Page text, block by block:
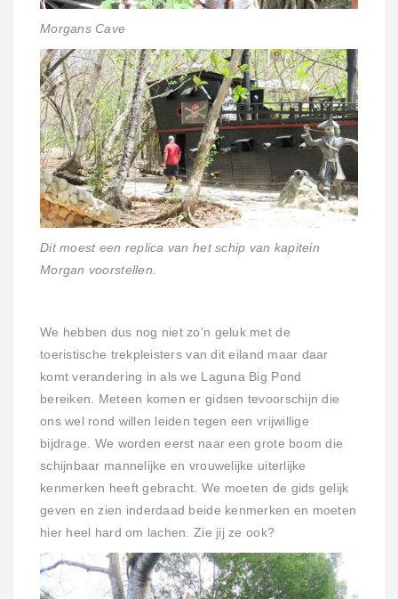
Morgans Cave
Dit moest een replica van het schip van kapitein
Morgan voorstellen.
We hebben dus nog niet zo’n geluk met de
toeristische trekpleisters van dit eiland maar daar
komt verandering in als we Laguna Big Pond
bereiken. Meteen komen er gidsen tevoorschijn die
ons wel rond willen leiden tegen een vrijwillige
bijdrage. We worden eerst naar een grote boom die
schijnbaar mannelijke en vrouwelijke uiterlijke
kenmerken heeft gebracht. We moeten de gids gelijk
geven en zien inderdaad beide kenmerken en moeten
hier heel hard om lachen. Zie jij ze ook?